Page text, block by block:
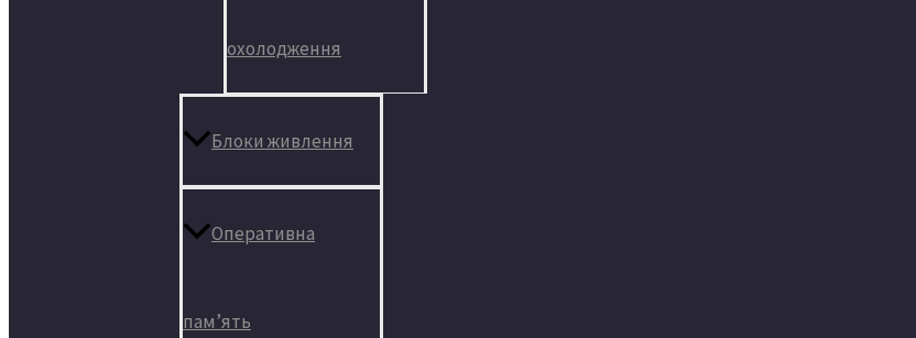
охолодження
Блоки живлення
Оперативна
пам’ять